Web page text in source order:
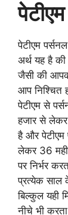
पेटीएम
अर्थ यह है
जैसी की
आप निश्चित
पेटीएम से
हजार से
है और पेटीएम
लेकर 36
पर निर्भर
प्रत्येक साल
बिल्कुल यही
नीचे भी करता